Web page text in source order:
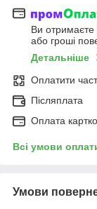
Ви
або гроші
Детальніше
Оплатити
Післяплата
Оплата
Всі умови
Умови